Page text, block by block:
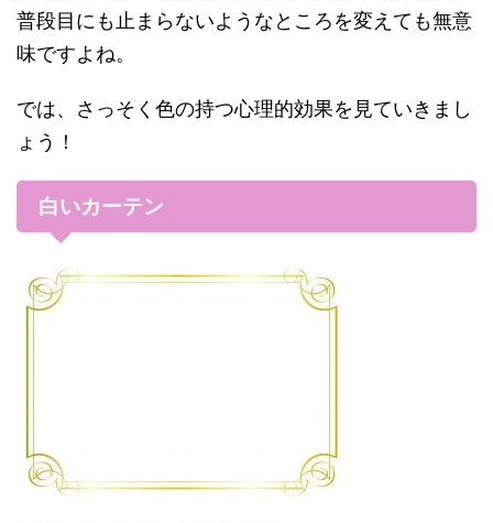
普段目にも止まらないようなところを変えても無意
味ですよね。
では、さっそく色の持つ心理的効果を見ていきまし
ょう！
白いカーテン